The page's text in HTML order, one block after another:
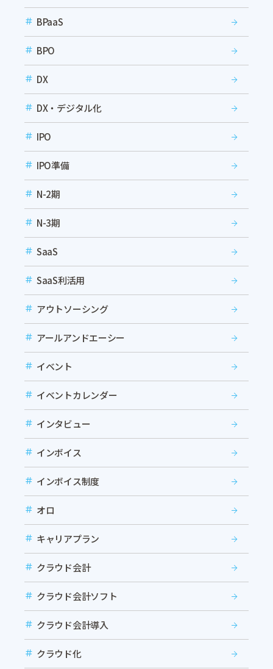
BPaaS
BPO
DX
DX・デジタル化
IPO
IPO準備
N-2期
N-3期
SaaS
SaaS利活用
アウトソーシング
アールアンドエーシー
イベント
イベントカレンダー
インタビュー
インボイス
インボイス制度
オロ
キャリアプラン
クラウド会計
クラウド会計ソフト
クラウド会計導入
クラウド化